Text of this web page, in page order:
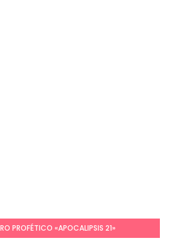
PROFÉTICO «APOCALIPSIS 21»